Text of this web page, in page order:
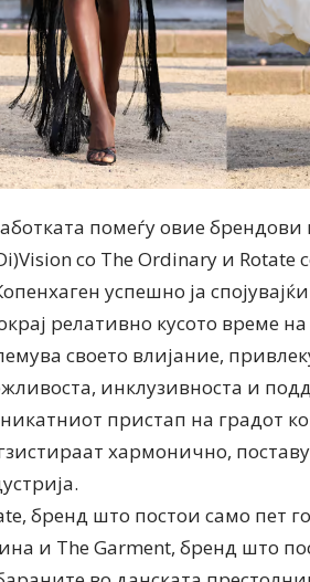
помеѓу овие
со The Ordinary и Rotate
успешно ја
релативно кусото време
своето влијание,
инклузивноста и
пристап на градот
хармонично,
бренд што постои само пет
и The Garment, бренд што